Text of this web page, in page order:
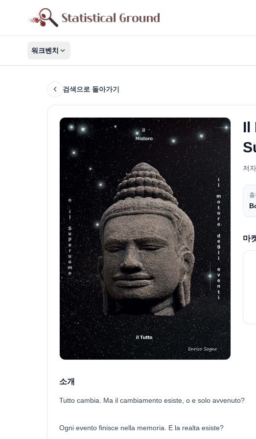
워크벤치
검색으로 돌아가기
Il
저
마
소개
Tutto cambia. Ma il cambiamento esiste, o e solo avvenuto?
Ogni evento finisce nella memoria. E la realta esiste?